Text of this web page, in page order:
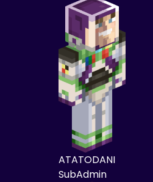
ATATODANI
SubAdmin